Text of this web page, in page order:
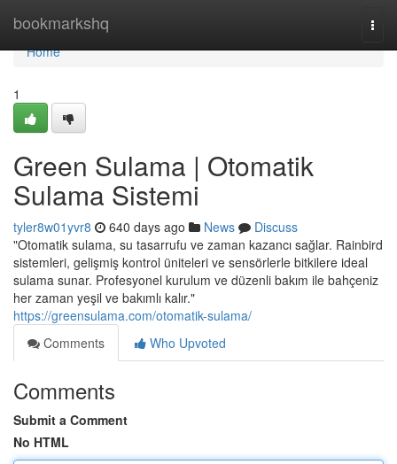
bookmarkshq
Home
Home
1
Green Sulama | Otomatik
Sulama Sistemi
tyler8w01yvr8 640 days ago News
Discuss
"Otomatik sulama, su tasarrufu ve zaman kazancı sağlar. Rainbird
sistemleri, gelişmiş kontrol üniteleri ve sensörlerle bitkilere ideal
sulama sunar. Profesyonel kurulum ve düzenli bakım ile bahçeniz
her zaman yeşil ve bakımlı kalır."
https://greensulama.com/otomatik-sulama/
Comments
Who Upvoted
Comments
Submit a Comment
No HTML